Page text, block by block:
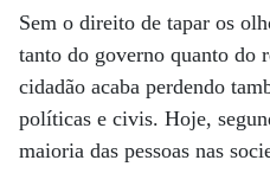
Sem o direito de tapar os
tanto do governo quanto do
cidadão acaba perdendo
políticas e civis. Hoje,
maioria das pessoas nas